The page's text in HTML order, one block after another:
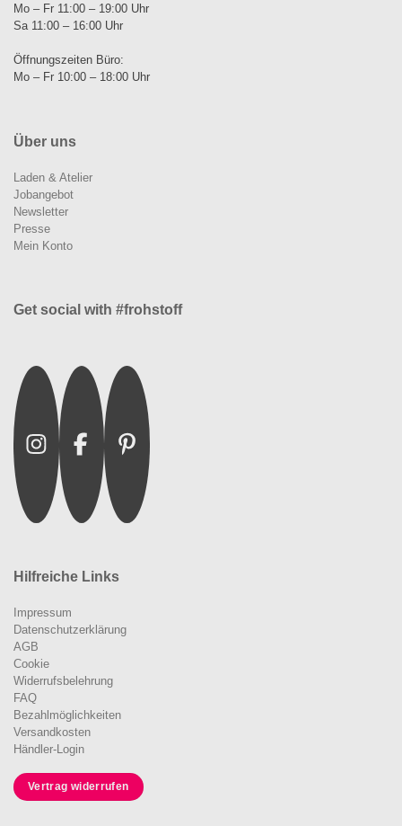
Mo – Fr 11:00 – 19:00 Uhr
Sa 11:00 – 16:00 Uhr
Öffnungszeiten Büro:
Mo – Fr 10:00 – 18:00 Uhr
Über uns
Laden & Atelier
Jobangebot
Newsletter
Presse
Mein Konto
Get social with #frohstoff
InstagramFacebookPinterest
Hilfreiche Links
Impressum
Datenschutzerklärung
AGB
Cookie
Widerrufsbelehrung
FAQ
Bezahlmöglichkeiten
Versandkosten
Händler-Login
Vertrag widerrufen